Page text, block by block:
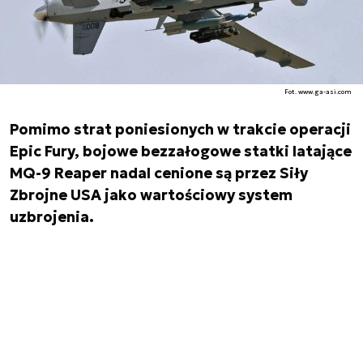
Fot. www.ga-asi.com
Pomimo strat poniesionych w trakcie operacji
Epic Fury, bojowe bezzałogowe statki latające
MQ-9 Reaper nadal cenione są przez Siły
Zbrojne USA jako wartościowy system
uzbrojenia.